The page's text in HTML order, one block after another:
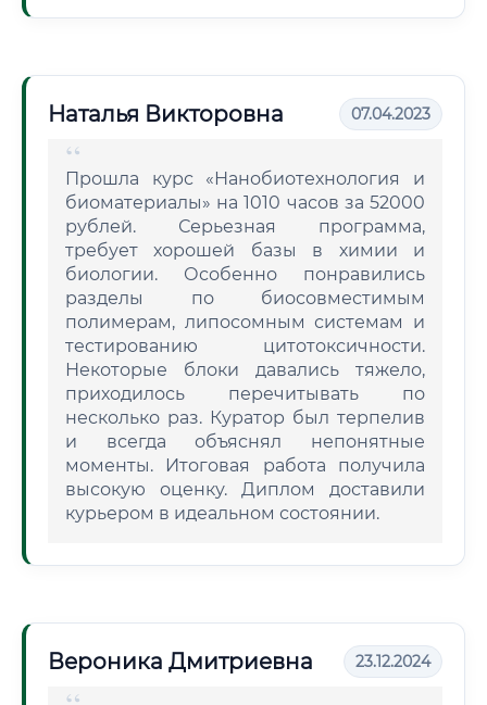
Наталья Викторовна 07.04.2023
Прошла курс «Нанобиотехнология и
биоматериалы» на 1010 часов за 52000
рублей. Серьезная программа,
требует хорошей базы в химии и
биологии. Особенно понравились
разделы по биосовместимым
полимерам, липосомным системам и
тестированию цитотоксичности.
Некоторые блоки давались тяжело,
приходилось перечитывать по
несколько раз. Куратор был терпелив
и всегда объяснял непонятные
моменты. Итоговая работа получила
высокую оценку. Диплом доставили
курьером в идеальном состоянии.
Вероника Дмитриевна 23.12.2024